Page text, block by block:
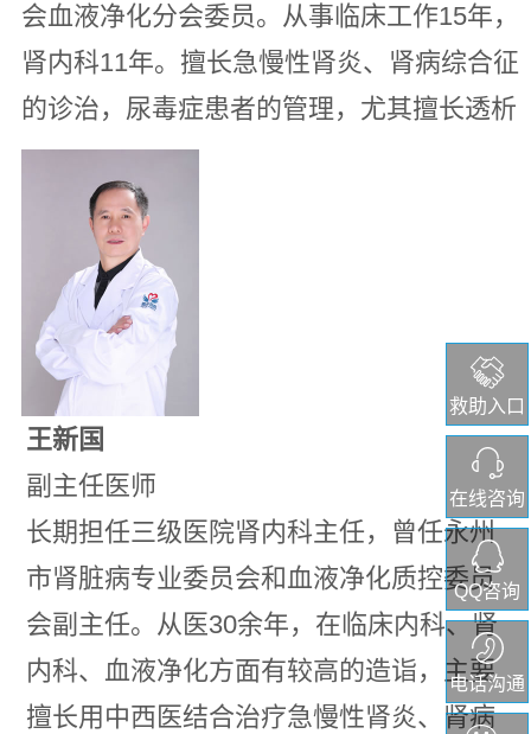
救助入口
在线咨询
QQ咨询
电话沟通
会血液净化分会委员。从事临床工作15年，
肾内科11年。擅长急慢性肾炎、肾病综合征
的诊治，尿毒症患者的管理，尤其擅长透析
血管通路的建立和维护：透析导管置管、自
体动静脉内瘘、人工血管动静脉内瘘、内瘘
血管狭窄的球囊扩张术等。
王新国
副主任医师
长期担任三级医院肾内科主任，曾任永州
市肾脏病专业委员会和血液净化质控委员
会副主任。从医30余年，在临床内科、肾
内科、血液净化方面有较高的造诣，主要
擅长用中西医结合治疗急慢性肾炎、肾病